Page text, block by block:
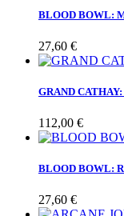
BLOOD BOWL:
27,60 €
GRAND
112,00 €
BLOOD BOWL:
27,60 €